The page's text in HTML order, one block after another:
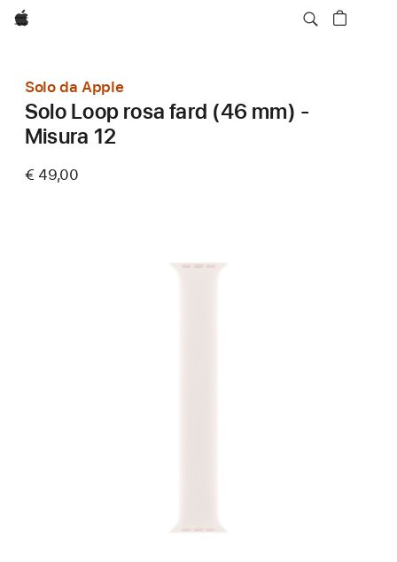
Apple
Solo da Apple
Solo Loop rosa fard (46 mm) -
Misura 12
€ 49,00